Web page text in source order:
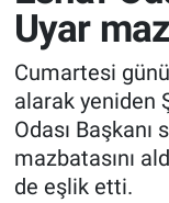
Uyar
Cumartesi
alarak yeniden
Odası Başkanı
mazbatasını
de eşlik etti.